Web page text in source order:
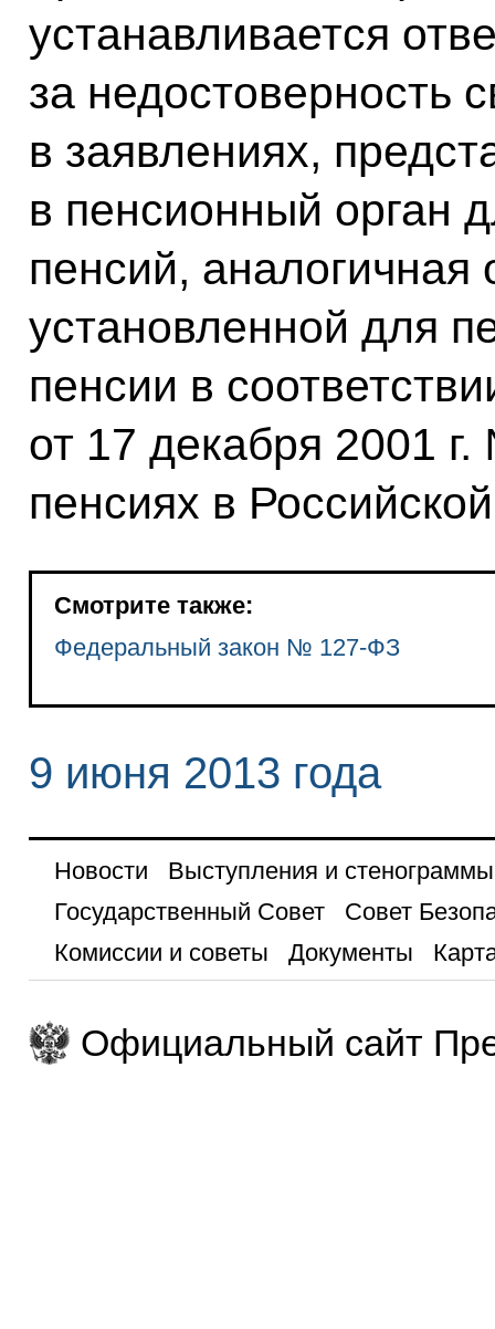
устанавливается
за недостоверность
в заявлениях,
в пенсионный орган
пенсий, аналогичная
установленной для
пенсии в
от 17 декабря 2001
пенсиях в
Смотрите также:
Федеральный закон № 127-ФЗ
9 июня 2013 года
Новости
Выступления и стенограммы
Государственный Совет
Совет
Комиссии и советы
Документы
Официальный сайт